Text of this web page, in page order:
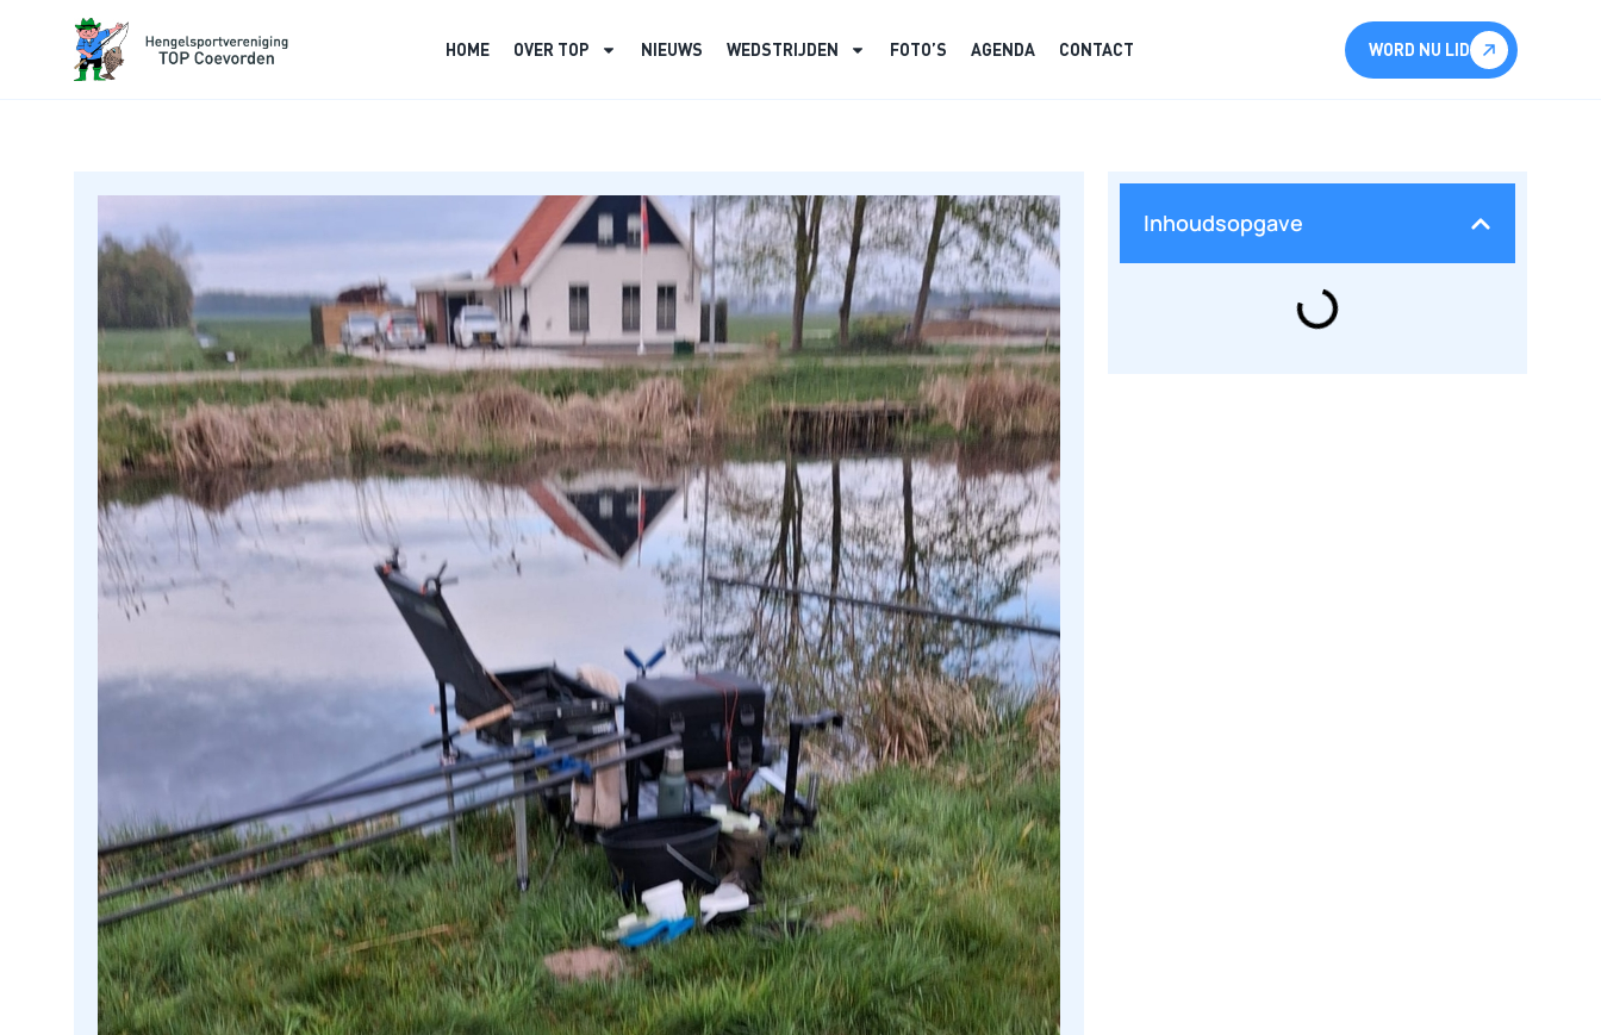
HOME OVER TOP NIEUWS WEDSTRIJDEN FOTO’S AGENDA CONTACT WORD NU LID
Inhoudsopgave